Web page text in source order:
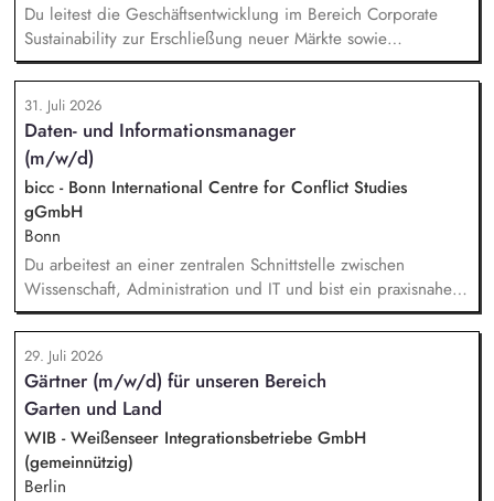
Du leitest die Geschäftsentwicklung im Bereich Corporate
Sustainability zur Erschließung neuer Märkte sowie
Entwicklung von Geschäftsmodellen. Dabei arbeitest du eng
mit einem bestehenden Team zusammen und entwickelst
dieses gemeinsam mit erfahrenen Projektleiter*innen weiter.
Zu Deinen Aufgaben gehören vor allem:
Strategieentwicklung: Entwurf und Umsetzung von
Wachstumsstrategie und Geschäftsmodellen, Trendanalysen:
Frühzeitige Identifikation von Branchen- und
Regulatoriktrends, Partnermanagement: Aufbau von
strategischen Partnerschaften, Kooperationen und
Netzwerken, Akquisition von Aufträgen, Neukunden und
Projekten.
31. Juli 2026
Daten- und Informationsmanager
(m/w/d)
bicc - Bonn International Centre for Conflict Studies
gGmbH
Bonn
Du arbeitest an einer zentralen Schnittstelle zwischen
Wissenschaft, Administration und IT und bist ein praxisnaher
Allrounder in den verschiedenen Themenbereichen. In dieser
Rolle betreust Du unsere Bibliothek, entwickelst unser
Forschungsinformationssystem (FIS) und das institutionelle
Forschungsdatenmanagement (FDM) weiter. Du sicherst die
Qualität und Nachvollziehbarkeit von
Forschungsinformationen und unterstützt durch Analysen,
Kennzahlen und Berichte die strategische Steuerung des
Instituts.
29. Juli 2026
Gärtner (m/w/d) für unseren Bereich
Garten und Land
WIB - Weißenseer Integrationsbetriebe GmbH
(gemeinnützig)
Berlin